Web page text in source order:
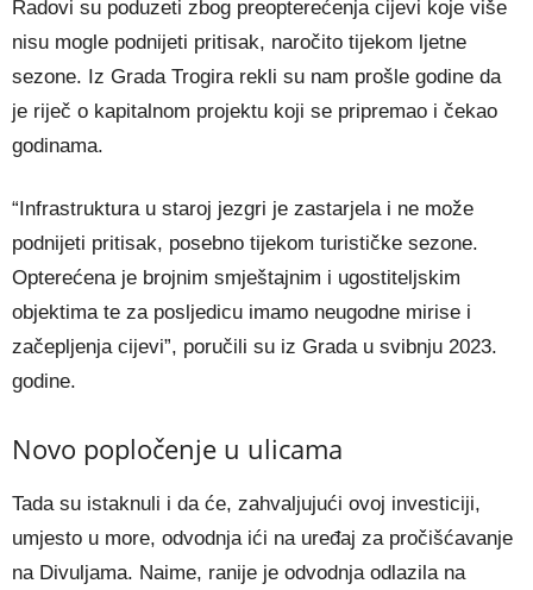
Radovi su poduzeti zbog preopterećenja cijevi koje više
nisu mogle podnijeti pritisak, naročito tijekom ljetne
sezone. Iz Grada Trogira rekli su nam prošle godine da
je riječ o kapitalnom projektu koji se pripremao i čekao
godinama.
“Infrastruktura u staroj jezgri je zastarjela i ne može
podnijeti pritisak, posebno tijekom turističke sezone.
Opterećena je brojnim smještajnim i ugostiteljskim
objektima te za posljedicu imamo neugodne mirise i
začepljenja cijevi”, poručili su iz Grada u svibnju 2023.
godine.
Novo popločenje u ulicama
Tada su istaknuli i da će, zahvaljujući ovoj investiciji,
umjesto u more, odvodnja ići na uređaj za pročišćavanje
na Divuljama. Naime, ranije je odvodnja odlazila na